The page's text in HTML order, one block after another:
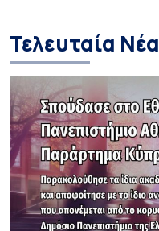
Τελευταία Νέα